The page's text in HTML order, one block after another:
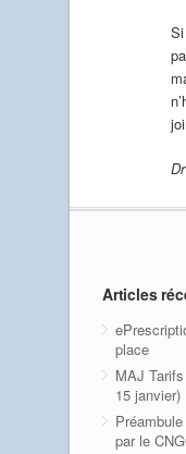
Articles
place
MAJ
15 janvier)
par le